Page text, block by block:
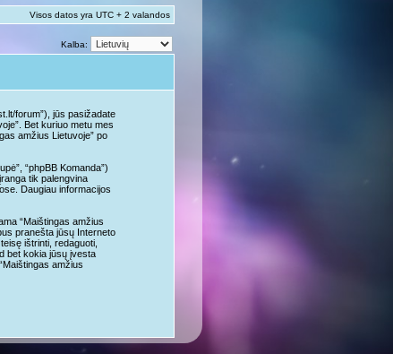
Visos datos yra UTC + 2 valandos
Kalba:
forum”), jūs pasižadate
Bet kuriuo metu mes
amžius Lietuvoje” po
“phpBB Komanda”)
tik palengvina
Daugiau informacijos
“Maištingas amžius
pranešta jūsų Interneto
ištrinti, redaguoti,
bet kokia jūsų įvesta
amžius